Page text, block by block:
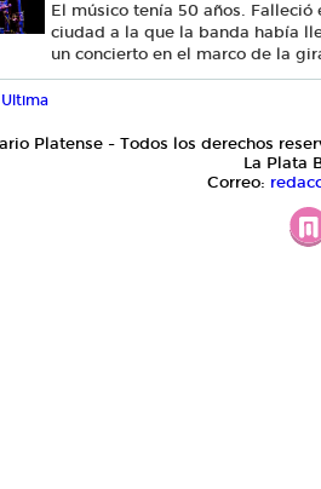
El músico tenía 50 años. Falleció
ciudad a la que la banda había
un concierto en el marco de la
Ultima
Platense - Todos los derechos
La Plata
Correo: